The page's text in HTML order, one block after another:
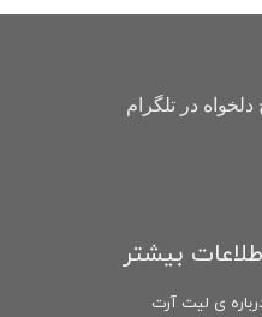
در تلگرام
بیشتر
ی لیت آرت